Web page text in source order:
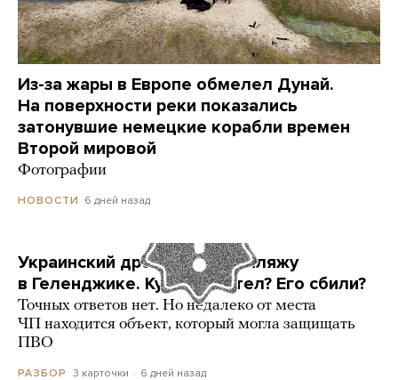
Из-за жары в Европе обмелел Дунай.
На поверхности реки показались
затонувшие немецкие корабли времен
Второй мировой
Фотографии
НОВОСТИ 6 дней назад
Украинский дрон попал по пляжу
в Геленджике. Куда он летел? Его сбили?
Точных ответов нет. Но недалеко от места
ЧП находится объект, который могла защищать
ПВО
РАЗБОР 3 карточки 6 дней назад